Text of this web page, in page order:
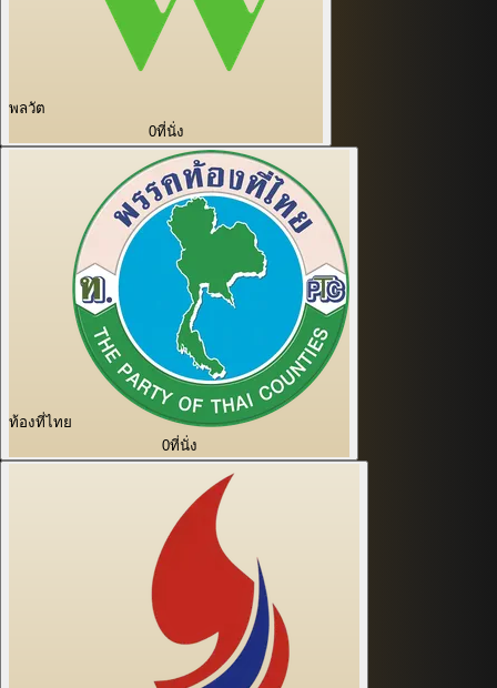
พลวัต
0ที่นั่ง
ท้องที่ไทย
0ที่นั่ง